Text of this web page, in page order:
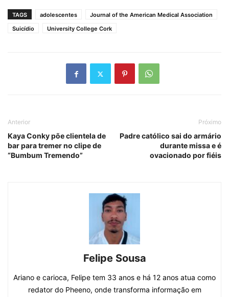
TAGS adolescentes
Journal of the American Medical Association
Suicídio
University College Cork
Anterior
Kaya Conky põe clientela de
bar para tremer no clipe de
“Bumbum Tremendo”
Próximo
Padre católico sai do armário
durante missa e é
ovacionado por fiéis
Felipe Sousa
Ariano e carioca, Felipe tem 33 anos e há 12 anos atua como
redator do Pheeno, onde transforma informação em